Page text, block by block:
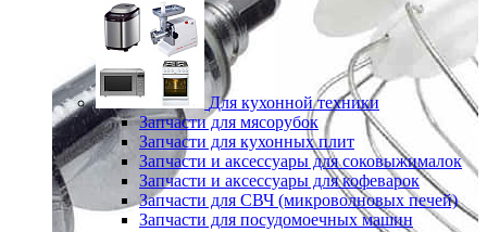
Для кухонной техники
Запчасти для мясорубок
Запчасти для кухонных плит
Запчасти и аксессуары для соковыжималок
Запчасти и аксессуары для кофеварок
Запчасти для СВЧ (микроволновых печей)
Запчасти для посудомоечных машин